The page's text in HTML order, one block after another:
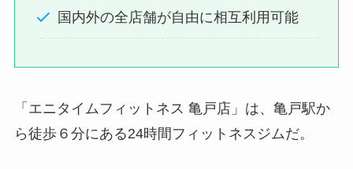
国内外の全店舗が自由に相互利用可能
「エニタイムフィットネス 亀戸店」は、亀戸駅か
ら徒歩６分にある24時間フィットネスジムだ。